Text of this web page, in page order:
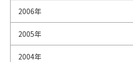
2006年
2005年
2004年